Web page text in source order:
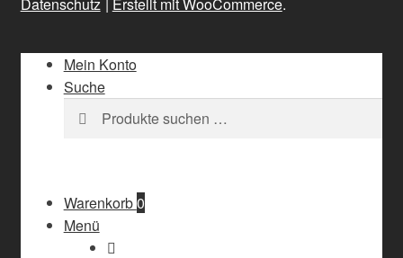
Mein Konto
Suche
Suchen
nach:
Suchen
Warenkorb0
Menü